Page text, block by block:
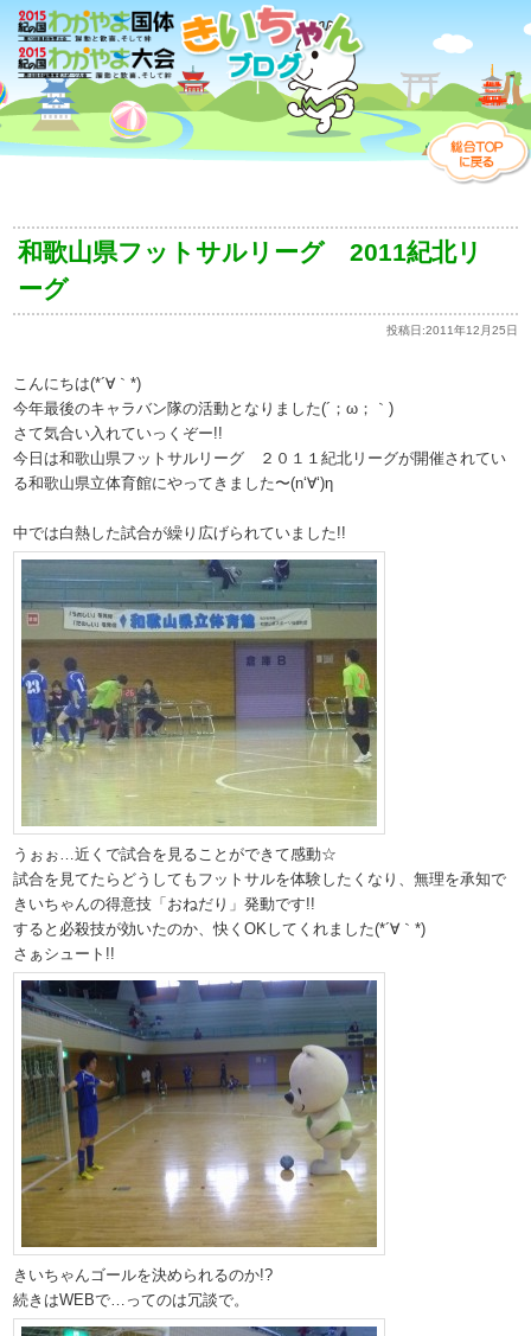
和歌山県フットサルリーグ 2011紀北リ
ーグ
投稿日:2011年12月25日
こんにちは(*´∀｀*)
今年最後のキャラバン隊の活動となりました(´；ω；｀)
さて気合い入れていっくぞー!!
今日は和歌山県フットサルリーグ ２０１１紀北リーグが開催されてい
る和歌山県立体育館にやってきました〜(n‘∀‘)η
中では白熱した試合が繰り広げられていました!!
うぉぉ…近くで試合を見ることができて感動☆
試合を見てたらどうしてもフットサルを体験したくなり、無理を承知で
きいちゃんの得意技「おねだり」発動です!!
すると必殺技が効いたのか、快くOKしてくれました(*´∀｀*)
さぁシュート!!
きいちゃんゴールを決められるのか!?
続きはWEBで…ってのは冗談で。